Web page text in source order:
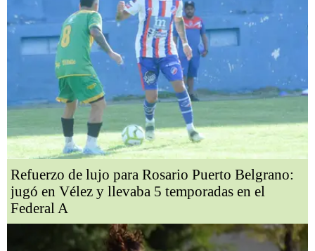
Refuerzo de lujo para Rosario Puerto Belgrano:
jugó en Vélez y llevaba 5 temporadas en el
Federal A